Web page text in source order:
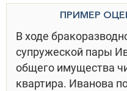
ПРИМЕР
В ходе
супружеской пары
общего имущества
квартира. Иванова